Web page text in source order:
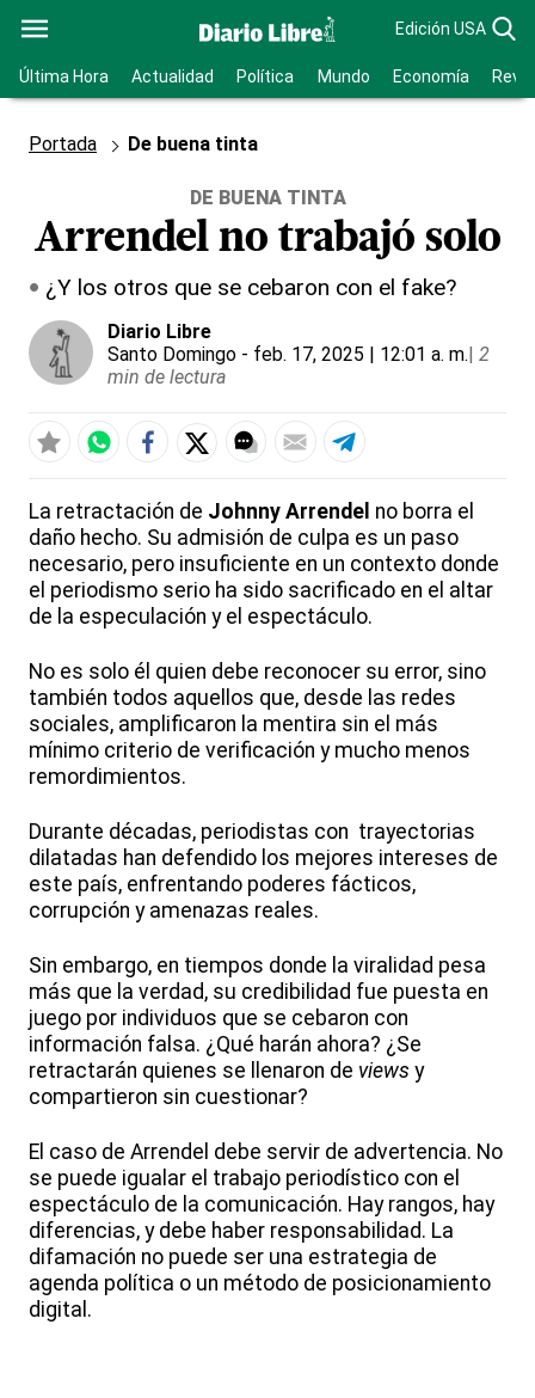
Edición USA
Última Hora Actualidad Política Mundo Economía
Portada De buena tinta
DE BUENA TINTA
Arrendel no trabajó solo
¿Y los otros que se cebaron con el fake?
Diario Libre
Santo Domingo - feb. 17, 2025 | 12:01 a. m.| 2
min de lectura
La retractación de Johnny Arrendel no borra el
daño hecho. Su admisión de culpa es un paso
necesario, pero insuficiente en un contexto donde
el periodismo serio ha sido sacrificado en el altar
de la especulación y el espectáculo.
No es solo él quien debe reconocer su error, sino
también todos aquellos que, desde las redes
sociales, amplificaron la mentira sin el más
mínimo criterio de verificación y mucho menos
remordimientos.
Durante décadas, periodistas con trayectorias
dilatadas han defendido los mejores intereses de
este país, enfrentando poderes fácticos,
corrupción y amenazas reales.
Sin embargo, en tiempos donde la viralidad pesa
más que la verdad, su credibilidad fue puesta en
juego por individuos que se cebaron con
información falsa. ¿Qué harán ahora? ¿Se
retractarán quienes se llenaron de views y
compartieron sin cuestionar?
El caso de Arrendel debe servir de advertencia. No
se puede igualar el trabajo periodístico con el
espectáculo de la comunicación. Hay rangos, hay
diferencias, y debe haber responsabilidad. La
difamación no puede ser una estrategia de
agenda política o un método de posicionamiento
digital.